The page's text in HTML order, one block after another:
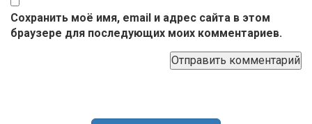
Сохранить моё имя, email и адрес сайта в этом
браузере для последующих моих комментариев.